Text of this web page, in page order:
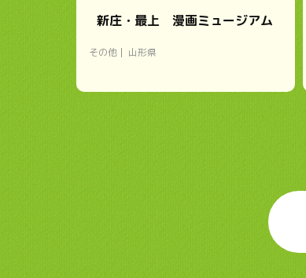
新庄・最上 漫画ミュージアム
その他 山形県